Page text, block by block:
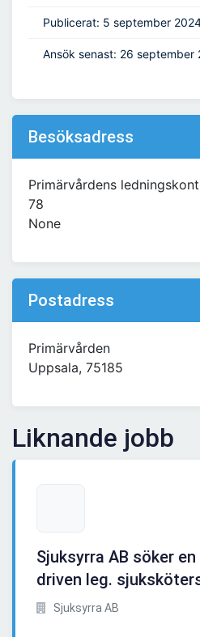
Publicerat: 5 september
Ansök senast: 26 september
Besöksadress
Primärvårdens
78
None
Postadress
Primärvården
Uppsala, 75185
Liknande jobb
Sjuksyrra AB söker
driven leg.
Sjuksyrra AB